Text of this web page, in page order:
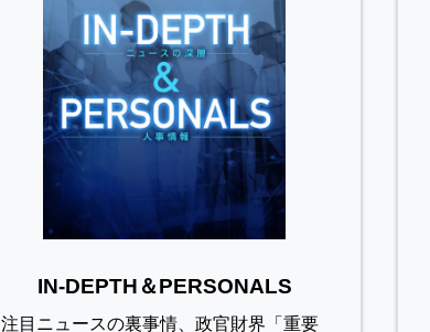
IN-DEPTH＆PERSONALS
注目ニュースの裏事情、政官財界「重要